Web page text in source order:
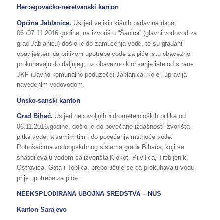
Hercegovačko-neretvanski kanton
Općina Jablanica. Uslijed velikih kišnih padavina dana,
06./07.11.2016.godine, na izvorištu “Šanica” (glavni vodovod za
grad Jablanicu) došlo je do zamućenja vode, te su građani
obaviješteni da prilikom upotrebe vode za piće istu obavezno
prokuhavaju do daljnjeg, uz obavezno klorisanje iste od strane
JKP (Javno komunalno poduzeće) Jablanica, koje i upravlja
navedenim vodovodom.
Unsko-sanski kanton
Grad Bihać. Usljed nepovoljnih hidrometeroloških prilika od
06.11.2016.godine, došlo je do povećane izdašnosti izvorišta
pitke vode, a samim tim i do povećanja mutnoće vode.
Potrošačima vodoopskrbnog sistema grada Bihaća, koji se
snabdijevaju vodom sa izvorišta Klokot, Privilica, Trebljenik,
Ostrovica, Gata i Toplica, preporučuje se da prokuhavaju vodu
prije upotrebe za piće.
NEEKSPLODIRANA UBOJNA SREDSTVA – NUS
Kanton Sarajevo